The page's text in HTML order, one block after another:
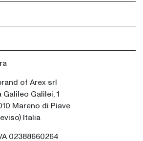
of Arex srl
Galileo Galilei, 1
Mareno di Piave
Italia
02388660264